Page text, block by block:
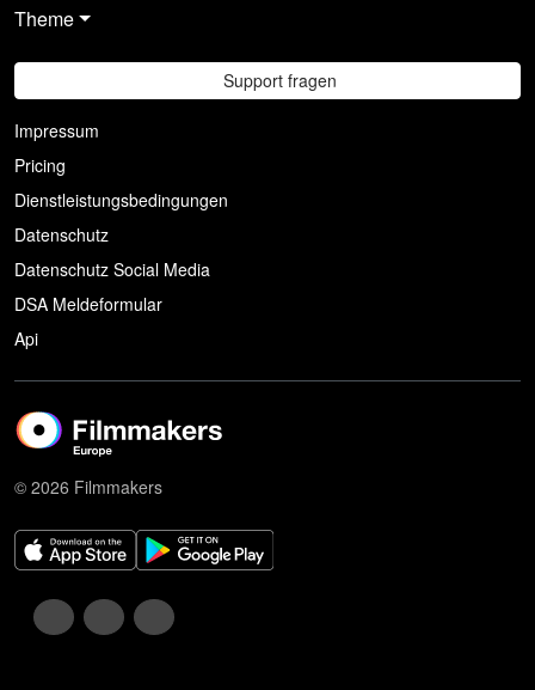
Theme
Support fragen
Impressum
Pricing
Dienstleistungsbedingungen
Datenschutz
Datenschutz Social Media
DSA Meldeformular
Api
© 2026 Filmmakers